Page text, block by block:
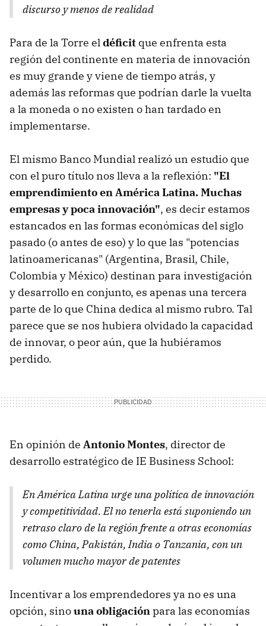
discurso y menos de realidad
Para de la Torre eldéficit que enfrenta esta
región del continente en materia de innovación
es muy grande y viene de tiempo atrás, y
además las reformas que podrían darle la vuelta
a la moneda o no existen o han tardado en
implementarse.
El mismo Banco Mundial realizó un estudio que
con el puro título nos lleva a la reflexión: "El
emprendimiento en América Latina. Muchas
empresas y poca innovación", es decir estamos
estancados en las formas económicas del siglo
pasado (o antes de eso) y lo que las "potencias
latinoamericanas" (Argentina, Brasil, Chile,
Colombia y México) destinan para investigación
y desarrollo en conjunto, es apenas una tercera
parte de lo que China dedica al mismo rubro. Tal
parece que se nos hubiera olvidado la capacidad
de innovar, o peor aún, que la hubiéramos
perdido.
En opinión de Antonio Montes, director de
desarrollo estratégico de IE Business School:
En América Latina urge una política de innovación
y competitividad. El no tenerla está suponiendo un
retraso claro de la región frente a otras economías
como China, Pakistán, India o Tanzania, con un
volumen mucho mayor de patentes
Incentivar a los emprendedores ya no es una
opción, sinouna obligaciónpara las economías